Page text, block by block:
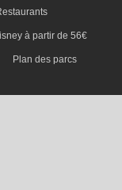
à partir de 56€
Plan des parcs